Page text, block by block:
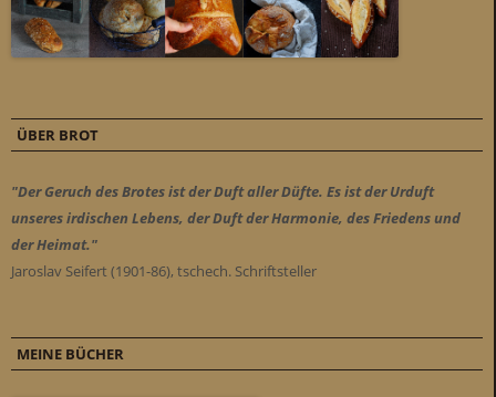
ÜBER BROT
"Der Geruch des Brotes ist der Duft aller Düfte. Es ist der Urduft
unseres irdischen Lebens, der Duft der Harmonie, des Friedens und
der Heimat."
Jaroslav Seifert (1901-86), tschech. Schriftsteller
MEINE BÜCHER